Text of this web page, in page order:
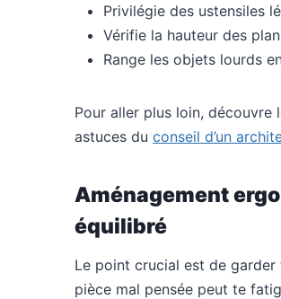
Privilégie des ustensiles
Vérifie la hauteur des
Range les objets lourds
Pour aller plus loin, découvre
astuces du conseil d’un
Aménagement
équilibré
Le point crucial est de
pièce mal pensée peut te